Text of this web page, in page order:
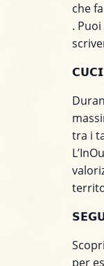
che
.
tra i
per